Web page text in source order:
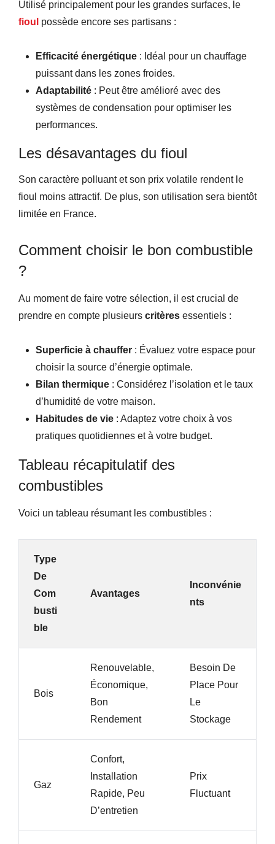
Utilisé principalement pour les grandes surfaces, le
fioul possède encore ses partisans :
Efficacité énergétique : Idéal pour un chauffage
puissant dans les zones froides.
Adaptabilité : Peut être amélioré avec des
systèmes de condensation pour optimiser les
performances.
Les désavantages du fioul
Son caractère polluant et son prix volatile rendent le
fioul moins attractif. De plus, son utilisation sera bientôt
limitée en France.
Comment choisir le bon combustible
?
Au moment de faire votre sélection, il est crucial de
prendre en compte plusieurs critères essentiels :
Superficie à chauffer : Évaluez votre espace pour
choisir la source d’énergie optimale.
Bilan thermique : Considérez l’isolation et le taux
d’humidité de votre maison.
Habitudes de vie : Adaptez votre choix à vos
pratiques quotidiennes et à votre budget.
Tableau récapitulatif des
combustibles
Voici un tableau résumant les combustibles :
Type
De
Com
Busti
Ble
Avantages
Inconvénie
Nts
Bois
Renouvelable,
Économique,
Bon
Rendement
Besoin De
Place Pour
Le
Stockage
Gaz
Confort,
Installation
Rapide, Peu
D’entretien
Prix
Fluctuant